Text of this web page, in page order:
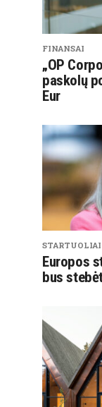
FINANSAI
„OP
paskolų
Eur
STARTUOLIAI
Europos
bus